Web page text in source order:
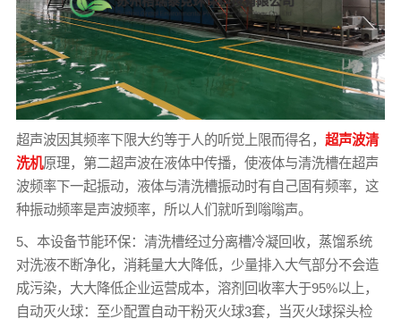
超声波因其频率下限大约等于人的听觉上限而得名， 超声波清
洗机原理，第二超声波在液体中传播，使液体与清洗槽在超声
波频率下一起振动，液体与清洗槽振动时有自己固有频率，这
种振动频率是声波频率，所以人们就听到嗡嗡声。
5、本设备节能环保：清洗槽经过分离槽冷凝回收，蒸馏系统
对洗液不断净化，消耗量大大降低，少量排入大气部分不会造
成污染，大大降低企业运营成本，溶剂回收率大于95%以上，
自动灭火球：至少配置自动干粉灭火球3套，当灭火球探头检